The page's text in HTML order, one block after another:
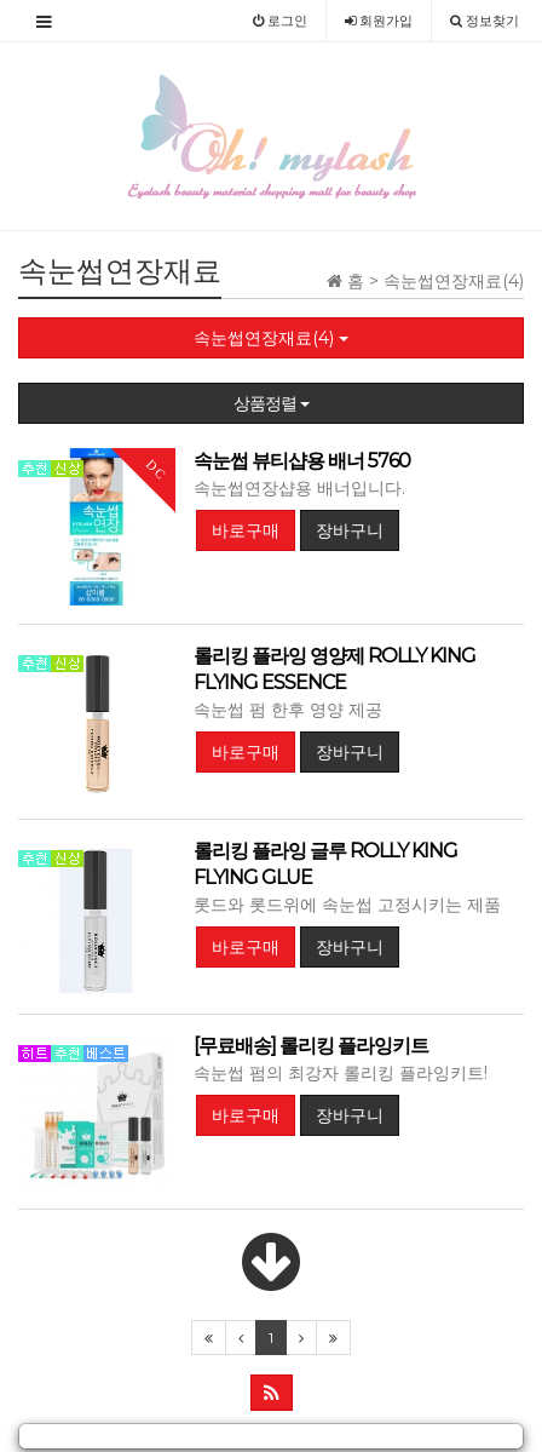
로그인 회원가입 정보찾기
홈 > 속눈썹연장재료(4)
속눈썹연장재료
속눈썹연장재료(4)
상품정렬
DC 속눈썹 뷰티샵용 배너 5760
속눈썹연장샵용 배너입니다.
바로구매
장바구니
롤리킹 플라잉 영양제 ROLLY KING
FLYING ESSENCE
속눈썹 펌 한후 영양 제공
바로구매
장바구니
롤리킹 플라잉 글루 ROLLY KING
FLYING GLUE
롯드와 롯드위에 속눈썹 고정시키는 제품
바로구매
장바구니
[무료배송] 롤리킹 플라잉키트
속눈썹 펌의 최강자 롤리킹 플라잉키트!
바로구매
장바구니
1